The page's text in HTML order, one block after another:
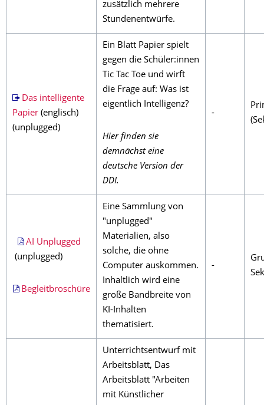
zusätzlich mehrere
Stundenentwürfe.
Das intelligente
Papier (englisch)
(unplugged)
Ein Blatt Papier spielt
gegen die Schüler:innen
Tic Tac Toe und wirft
die Frage auf: Was ist
eigentlich Intelligenz?
Hier finden sie
demnächst eine
deutsche Version der
DDI.
-
AI Unplugged
(unplugged)
Begleitbroschüre
Eine Sammlung von
"unplugged"
Materialien, also
solche, die ohne
Computer auskommen.
Inhaltlich wird eine
große Bandbreite von
KI-Inhalten
thematisiert.
-
Unterrichtsentwurf mit
Arbeitsblatt, Das
Arbeitsblatt "Arbeiten
mit Künstlicher